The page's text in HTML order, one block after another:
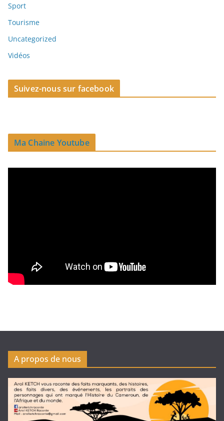
Sport
Tourisme
Uncategorized
Vidéos
Suivez-nous sur facebook
Ma Chaine Youtube
A propos de nous